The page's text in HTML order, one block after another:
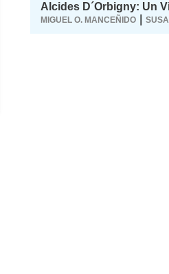
Alcides D´Orbigny: Un
MIGUEL O. MANCEÑIDO |